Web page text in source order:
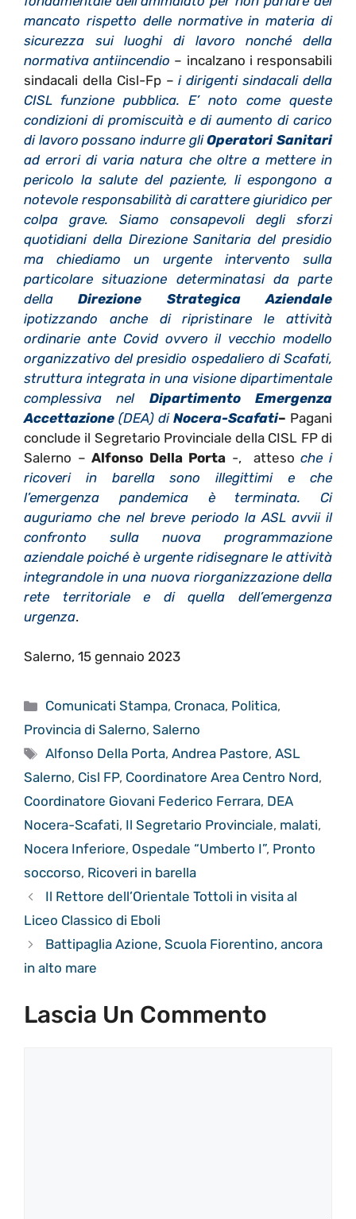
mancato rispetto delle normative in materia di
sicurezza sui luoghi di lavoro nonché della
normativa antiincendio – incalzano i responsabili
sindacali della Cisl-Fp – i dirigenti sindacali della
CISL funzione pubblica. E’ noto come queste
condizioni di promiscuità e di aumento di carico
di lavoro possano indurre gliOperatori Sanitari
ad errori di varia natura che oltre a mettere in
pericolo la salute del paziente, li espongono a
notevole responsabilità di carattere giuridico per
colpa grave. Siamo consapevoli degli sforzi
quotidiani della Direzione Sanitaria del presidio
ma chiediamo un urgente intervento sulla
particolare situazione determinatasi da parte
dellaDirezione Strategica Aziendale
ipotizzando anche di ripristinare le attività
ordinarie ante Covid ovvero il vecchio modello
organizzativo del presidio ospedaliero di Scafati,
struttura integrata in una visione dipartimentale
complessiva nel Dipartimento Emergenza
Accettazione (DEA) di Nocera-Scafati– Pagani
conclude il Segretario Provinciale della CISL FP di
Salerno –Alfonso Della Porta -, atteso che i
ricoveri in barella sono illegittimi e che
l’emergenza pandemica è terminata. Ci
auguriamo che nel breve periodo la ASL avvii il
confronto sulla nuova programmazione
aziendale poiché è urgente ridisegnare le attività
integrandole in una nuova riorganizzazione della
rete territoriale e di quella dell’emergenza
urgenza.
Salerno, 15 gennaio 2023
Categorie
Comunicati Stampa, Cronaca, Politica,
Provincia di Salerno, Salerno
Tag
Alfonso Della Porta,Andrea Pastore,ASL
Salerno, Cisl FP, Coordinatore Area Centro Nord,
Coordinatore Giovani Federico Ferrara, DEA
Nocera-Scafati, Il Segretario Provinciale, malati,
Nocera Inferiore, Ospedale “Umberto I”, Pronto
soccorso, Ricoveri in barella
Il Rettore dell’Orientale Tottoli in visita al
Liceo Classico di Eboli
Battipaglia Azione, Scuola Fiorentino, ancora
in alto mare
Lascia Un Commento